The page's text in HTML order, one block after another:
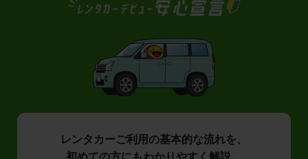
レンタカーご利用の基本的な流れを、
初めての方にもわかりやすく解説。